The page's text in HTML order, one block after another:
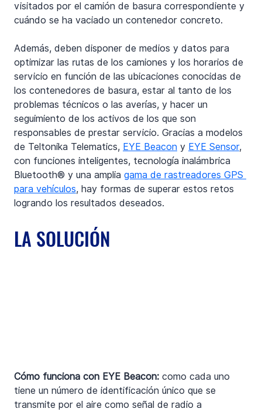
visitados por el camión de basura correspondiente y
cuándo se ha vaciado un contenedor concreto.
Además, deben disponer de medios y datos para
optimizar las rutas de los camiones y los horarios de
servicio en función de las ubicaciones conocidas de
los contenedores de basura, estar al tanto de los
problemas técnicos o las averías, y hacer un
seguimiento de los activos de los que son
responsables de prestar servicio. Gracias a modelos
de Teltonika Telematics, EYE Beacon y EYE Sensor,
con funciones inteligentes, tecnología inalámbrica
Bluetooth® y una amplia gama de rastreadores GPS
para vehículos, hay formas de superar estos retos
logrando los resultados deseados.
LA SOLUCIÓN
Cómo funciona con EYE Beacon: como cada uno
tiene un número de identificación único que se
transmite por el aire como señal de radio a